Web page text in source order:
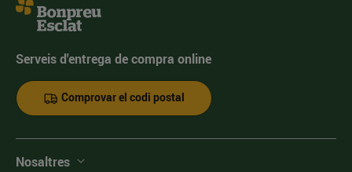
Serveis d'entrega de compra online
Comprovar el codi postal
Nosaltres